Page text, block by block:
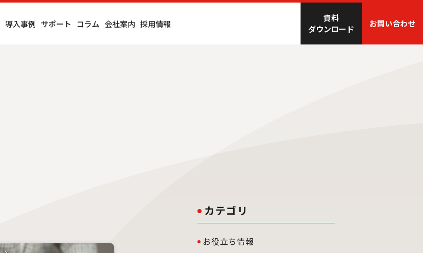
導入事例 サポート コラム 会社案内 採用情報
資料
ダウンロード
お問い合わせ
カテゴリ
お役立ち情報